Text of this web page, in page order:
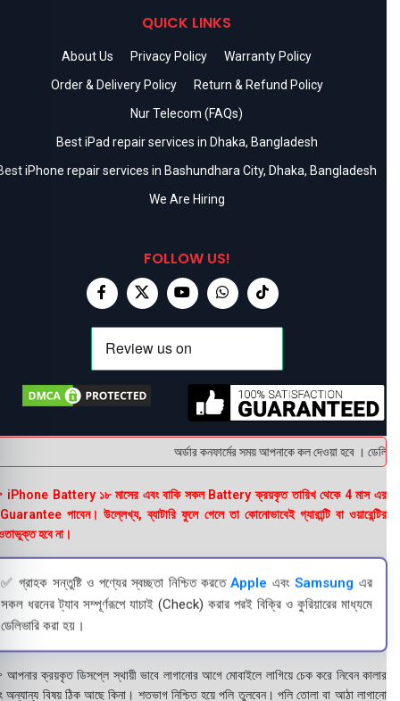
QUICK LINKS
About Us Privacy Policy
Warranty Policy
Order & Delivery Policy
Return & Refund Policy
Nur Telecom (FAQs)
Best iPad repair services in Dhaka, Bangladesh
iPhone repair services in Bashundhara City, Dhaka, Bangladesh
We Are Hiring
FOLLOW US!
অর্ডার কনফার্মের সময় আপনাকে কল দেওয়া হবে ।
Battery ১৮ মাসের এবং বাকি সকল Battery ক্রয়কৃত তারিখ থেকে 4 মাস এর
পাবেন। উল্লেখ্য, ব্যাটারি ফুলে গেলে তা কোনোভাবেই গ্যারান্টি বা ওয়ারেন্টির
হবে না।
✅ গ্রাহক সন্তুষ্টি ও পণ্যের স্বচ্ছতা নিশ্চিত করতে Apple এবং Samsung এর
সকল ধরনের ট্যাব সম্পূর্ণরূপে যাচাই (Check) করার পরই বিক্রি ও কুরিয়ারের মাধ্যমে
ডেলিভারি করা হয়।
ক্রয়কৃত ডিসপ্লে স্থায়ী ভাবে লাগানোর আগে মোবাইলে লাগিয়ে চেক করে নিবেন কালার
অন্যান্য বিষয় ঠিক আছে কিনা। শতভাগ নিশ্চিত হয়ে পলি তুলবেন। পলি তোলা বা আঠা লাগানো